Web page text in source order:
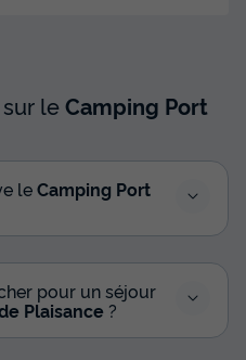
leCamping Port
leCamping Port
pour un séjour
Plaisance ?